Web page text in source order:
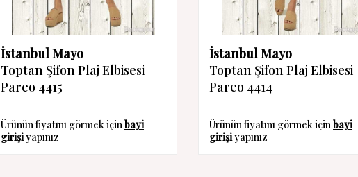
İstanbul Mayo
Toptan Şifon Plaj Elbisesi
Pareo 4415
Ürünün fiyatını görmek içinbayi
girişiyapınız
İstanbul Mayo
Toptan Şifon Plaj Elbisesi
Pareo 4414
Ürünün fiyatını görmek içinbayi
girişiyapınız